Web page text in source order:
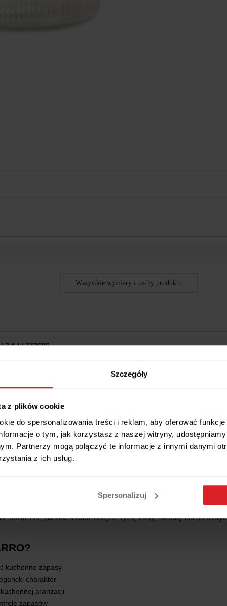
Szczegóły
z plików cookie
do spersonalizowania treści i reklam, aby oferować funkcje
o tym, jak korzystasz z naszej witryny,
Partnerzy mogą połączyć te informacje z innymi danymi
z ich usług.
Spersonalizuj
Wszystkie wymiary i cechy produktu
2,5 l | 773686
kuchni
zawartości
herbaty lub ciastek
pokrywką 2,5 l
przyjemność.
pomaga estetycznie
odbija światło, a drewniana pokrywka dodaje całości
TARRO?
makaronu, płatków śniadaniowych, ryżu, kawy, herbaty lub
kuchenne zapasy
charakter
aranżacji
zapasów